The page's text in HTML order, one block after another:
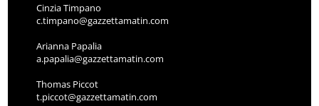
Cinzia Timpano
c.timpano@gazzettamatin.com
Arianna Papalia
a.papalia@gazzettamatin.com
Thomas Piccot
t.piccot@gazzettamatin.com